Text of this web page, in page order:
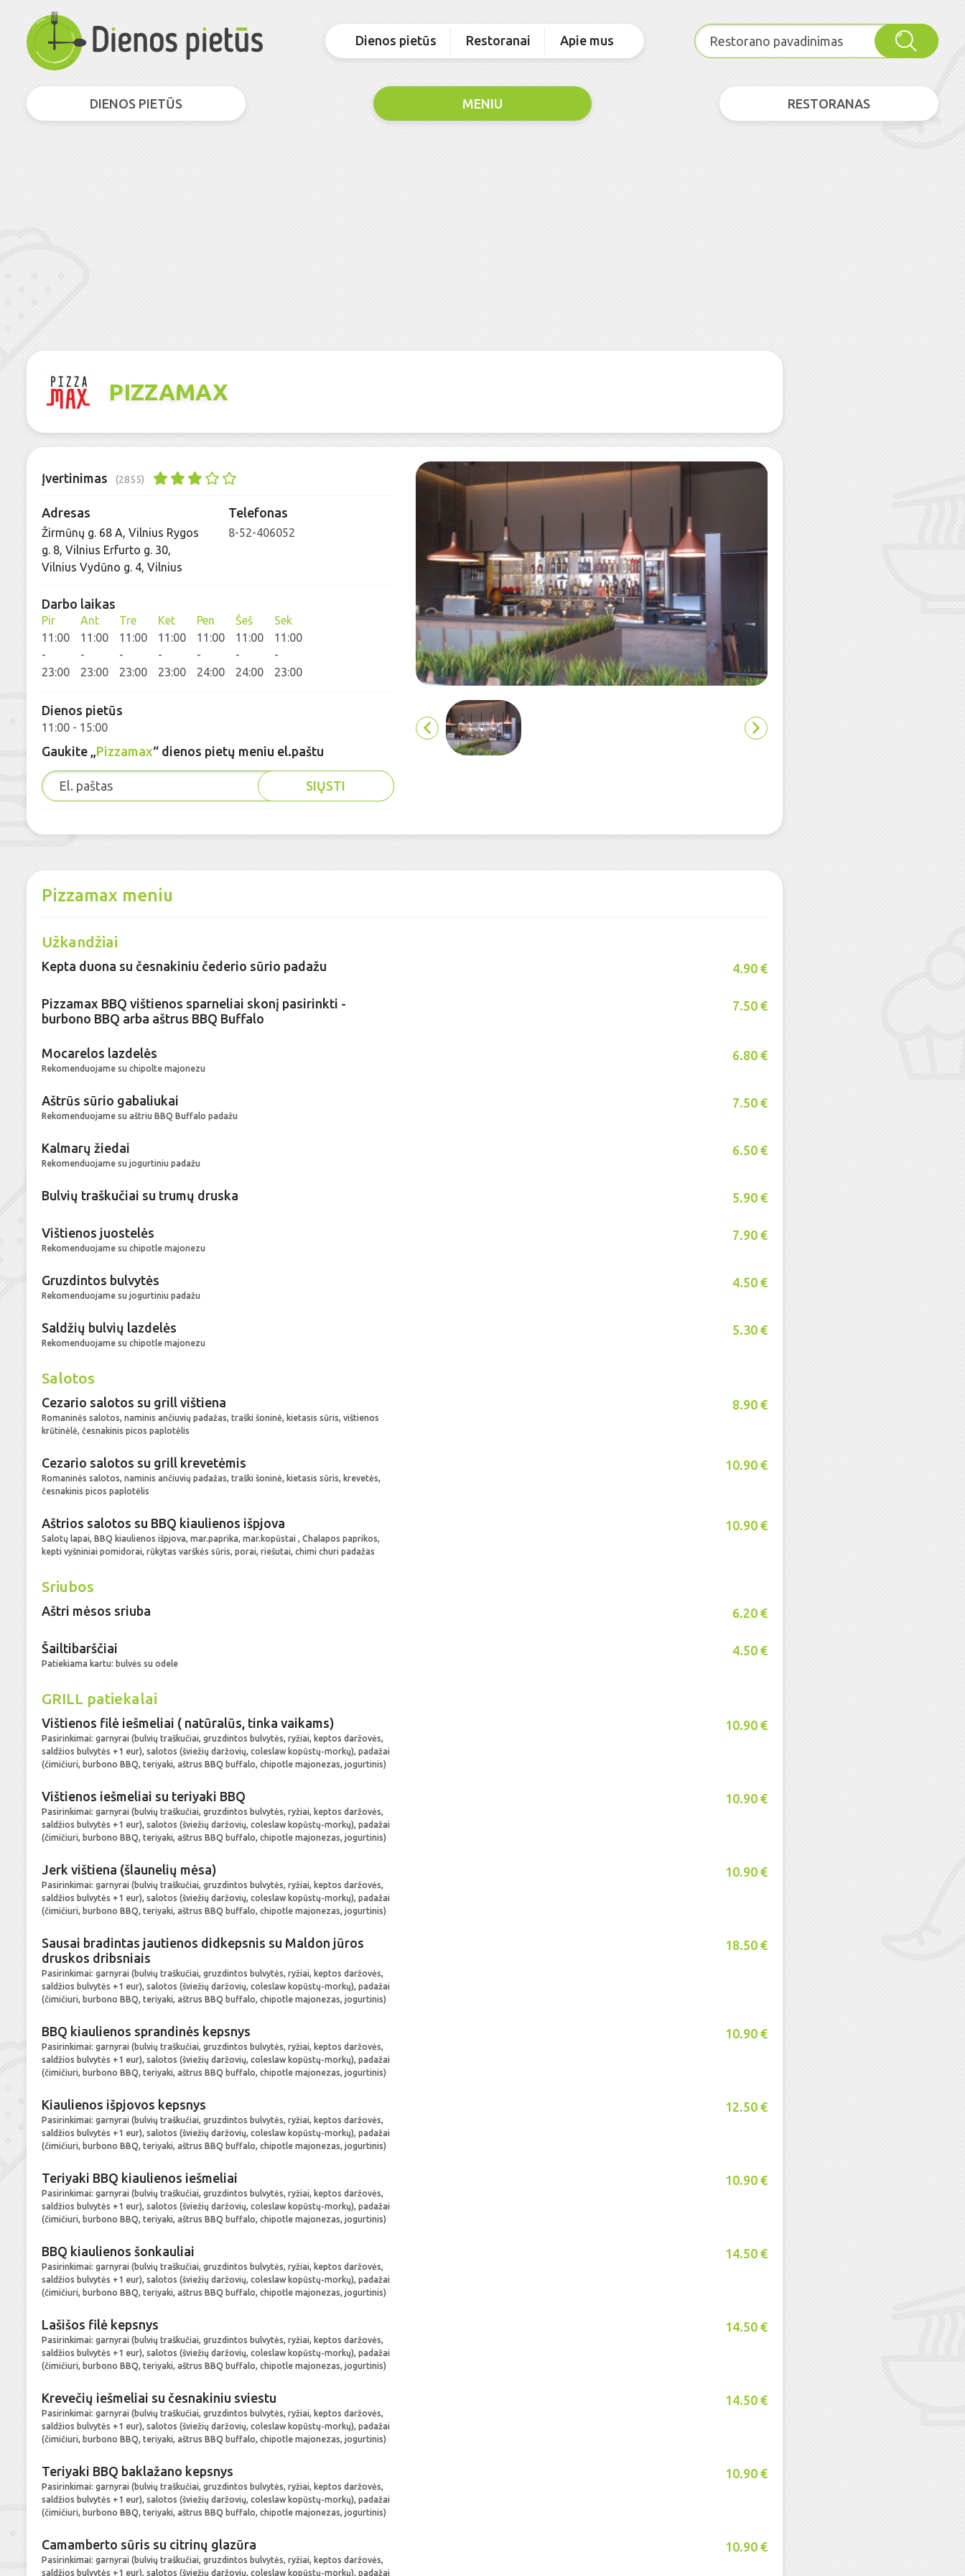
Dienos pietūs Restoranai Apie mus
DIENOS PIETŪS MENIU RESTORANAS
PIZZAMAX
Įvertinimas (2855)
Adresas
Žirmūnų g. 68 A, Vilnius Rygos
g. 8, Vilnius Erfurto g. 30,
Vilnius Vydūno g. 4, Vilnius
Telefonas
8-52-406052
Darbo laikas
Pir
11:00
-
23:00
Ant
11:00
-
23:00
Tre
11:00
-
23:00
Ket
11:00
-
23:00
Pen
11:00
-
24:00
Šeš
11:00
-
24:00
Sek
11:00
-
23:00
Dienos pietūs
11:00 - 15:00
Gaukite „Pizzamax“ dienos pietų meniu el.paštu
SIŲSTI
Pizzamax meniu
Užkandžiai
Kepta duona su česnakiniu čederio sūrio padažu 4.90 €
Pizzamax BBQ vištienos sparneliai skonį pasirinkti -
burbono BBQ arba aštrus BBQ Buffalo
7.50 €
Mocarelos lazdelės
Rekomenduojame su chipolte majonezu
6.80 €
Aštrūs sūrio gabaliukai
Rekomenduojame su aštriu BBQ Buffalo padažu
7.50 €
Kalmarų žiedai
Rekomenduojame su jogurtiniu padažu
6.50 €
Bulvių traškučiai su trumų druska 5.90 €
Vištienos juostelės
Rekomenduojame su chipotle majonezu
7.90 €
Gruzdintos bulvytės
Rekomenduojame su jogurtiniu padažu
4.50 €
Saldžių bulvių lazdelės
Rekomenduojame su chipotle majonezu
5.30 €
Salotos
Cezario salotos su grill vištiena
Romaninės salotos, naminis ančiuvių padažas, traški šoninė, kietasis sūris, vištienos
krūtinėlė, česnakinis picos paplotėlis
8.90 €
Cezario salotos su grill krevetėmis
Romaninės salotos, naminis ančiuvių padažas, traški šoninė, kietasis sūris, krevetės,
česnakinis picos paplotėlis
10.90 €
Aštrios salotos su BBQ kiaulienos išpjova
Salotų lapai, BBQ kiaulienos išpjova, mar.paprika, mar.kopūstai , Chalapos paprikos,
kepti vyšniniai pomidorai, rūkytas varškės sūris, porai, riešutai, chimi churi padažas
10.90 €
Sriubos
Aštri mėsos sriuba 6.20 €
Šailtibarščiai
Patiekiama kartu: bulvės su odele
4.50 €
GRILL patiekalai
Vištienos filė iešmeliai ( natūralūs, tinka vaikams)
Pasirinkimai: garnyrai (bulvių traškučiai, gruzdintos bulvytės, ryžiai, keptos daržovės,
saldžios bulvytės +1 eur), salotos (šviežių daržovių, coleslaw kopūstų-morkų), padažai
(čimičiuri, burbono BBQ, teriyaki, aštrus BBQ buffalo, chipotle majonezas, jogurtinis)
10.90 €
Vištienos iešmeliai su teriyaki BBQ
Pasirinkimai: garnyrai (bulvių traškučiai, gruzdintos bulvytės, ryžiai, keptos daržovės,
saldžios bulvytės +1 eur), salotos (šviežių daržovių, coleslaw kopūstų-morkų), padažai
(čimičiuri, burbono BBQ, teriyaki, aštrus BBQ buffalo, chipotle majonezas, jogurtinis)
10.90 €
Jerk vištiena (šlaunelių mėsa)
Pasirinkimai: garnyrai (bulvių traškučiai, gruzdintos bulvytės, ryžiai, keptos daržovės,
saldžios bulvytės +1 eur), salotos (šviežių daržovių, coleslaw kopūstų-morkų), padažai
(čimičiuri, burbono BBQ, teriyaki, aštrus BBQ buffalo, chipotle majonezas, jogurtinis)
10.90 €
Sausai bradintas jautienos didkepsnis su Maldon jūros
druskos dribsniais
Pasirinkimai: garnyrai (bulvių traškučiai, gruzdintos bulvytės, ryžiai, keptos daržovės,
saldžios bulvytės +1 eur), salotos (šviežių daržovių, coleslaw kopūstų-morkų), padažai
(čimičiuri, burbono BBQ, teriyaki, aštrus BBQ buffalo, chipotle majonezas, jogurtinis)
18.50 €
BBQ kiaulienos sprandinės kepsnys
Pasirinkimai: garnyrai (bulvių traškučiai, gruzdintos bulvytės, ryžiai, keptos daržovės,
saldžios bulvytės +1 eur), salotos (šviežių daržovių, coleslaw kopūstų-morkų), padažai
(čimičiuri, burbono BBQ, teriyaki, aštrus BBQ buffalo, chipotle majonezas, jogurtinis)
10.90 €
Kiaulienos išpjovos kepsnys
Pasirinkimai: garnyrai (bulvių traškučiai, gruzdintos bulvytės, ryžiai, keptos daržovės,
saldžios bulvytės +1 eur), salotos (šviežių daržovių, coleslaw kopūstų-morkų), padažai
(čimičiuri, burbono BBQ, teriyaki, aštrus BBQ buffalo, chipotle majonezas, jogurtinis)
12.50 €
Teriyaki BBQ kiaulienos iešmeliai
Pasirinkimai: garnyrai (bulvių traškučiai, gruzdintos bulvytės, ryžiai, keptos daržovės,
saldžios bulvytės +1 eur), salotos (šviežių daržovių, coleslaw kopūstų-morkų), padažai
(čimičiuri, burbono BBQ, teriyaki, aštrus BBQ buffalo, chipotle majonezas, jogurtinis)
10.90 €
BBQ kiaulienos šonkauliai
Pasirinkimai: garnyrai (bulvių traškučiai, gruzdintos bulvytės, ryžiai, keptos daržovės,
saldžios bulvytės +1 eur), salotos (šviežių daržovių, coleslaw kopūstų-morkų), padažai
(čimičiuri, burbono BBQ, teriyaki, aštrus BBQ buffalo, chipotle majonezas, jogurtinis)
14.50 €
Lašišos filė kepsnys
Pasirinkimai: garnyrai (bulvių traškučiai, gruzdintos bulvytės, ryžiai, keptos daržovės,
saldžios bulvytės +1 eur), salotos (šviežių daržovių, coleslaw kopūstų-morkų), padažai
(čimičiuri, burbono BBQ, teriyaki, aštrus BBQ buffalo, chipotle majonezas, jogurtinis)
14.50 €
Krevečių iešmeliai su česnakiniu sviestu
Pasirinkimai: garnyrai (bulvių traškučiai, gruzdintos bulvytės, ryžiai, keptos daržovės,
saldžios bulvytės +1 eur), salotos (šviežių daržovių, coleslaw kopūstų-morkų), padažai
(čimičiuri, burbono BBQ, teriyaki, aštrus BBQ buffalo, chipotle majonezas, jogurtinis)
14.50 €
Teriyaki BBQ baklažano kepsnys
Pasirinkimai: garnyrai (bulvių traškučiai, gruzdintos bulvytės, ryžiai, keptos daržovės,
saldžios bulvytės +1 eur), salotos (šviežių daržovių, coleslaw kopūstų-morkų), padažai
(čimičiuri, burbono BBQ, teriyaki, aštrus BBQ buffalo, chipotle majonezas, jogurtinis)
10.90 €
Camamberto sūris su citrinų glazūra
Pasirinkimai: garnyrai (bulvių traškučiai, gruzdintos bulvytės, ryžiai, keptos daržovės,
saldžios bulvytės +1 eur), salotos (šviežių daržovių, coleslaw kopūstų-morkų), padažai
10.90 €